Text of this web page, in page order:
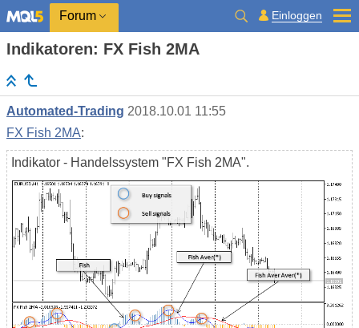
Forum Einloggen
Indikatoren: FX Fish 2MA
Automated-Trading 2018.10.01 11:55
FX Fish 2MA:
Indikator - Handelssystem "FX Fish 2MA".